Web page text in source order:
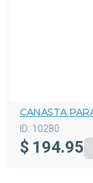
CANASTA
ID: 10280
$ 194.95